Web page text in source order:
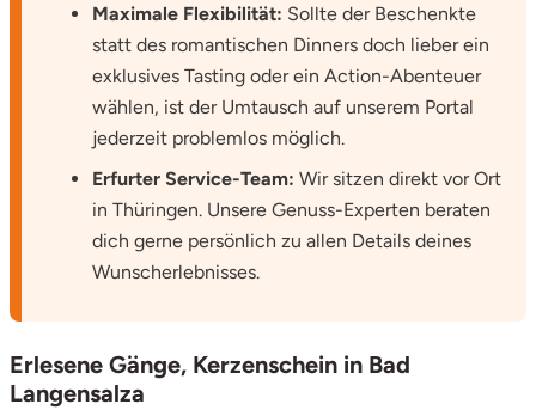
Maximale Flexibilität: Sollte der Beschenkte
statt des romantischen Dinners doch lieber ein
exklusives Tasting oder ein Action-Abenteuer
wählen, ist der Umtausch auf unserem Portal
jederzeit problemlos möglich.
Erfurter Service-Team: Wir sitzen direkt vor Ort
in Thüringen. Unsere Genuss-Experten beraten
dich gerne persönlich zu allen Details deines
Wunscherlebnisses.
Erlesene Gänge, Kerzenschein in Bad
Langensalza
Regensburg
Rendsburg Eckernförde
Rügen